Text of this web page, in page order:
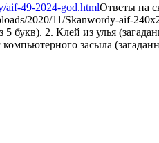
aif-49-2024-god.htmlОтветы на
2020/11/Skanwordy-aif-
5 букв). 2. Клей из улья
засыла